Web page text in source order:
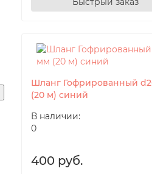
Шланг Гофрированный
(20 м) синий
В наличии:
0
400 руб.